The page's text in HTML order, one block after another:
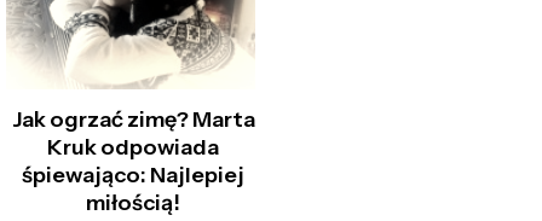
Jak ogrzać zimę? Marta
Kruk odpowiada
śpiewająco: Najlepiej
miłością!